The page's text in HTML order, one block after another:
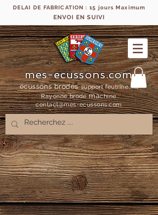
DELAI DE FABRICATION : 15 jours Maximum
ENVOI EN SUIVI
mes-ecussons.com
écussons brodés support feutrine, fil
Rayonne brodémachine
contact@mes-ecussons.com